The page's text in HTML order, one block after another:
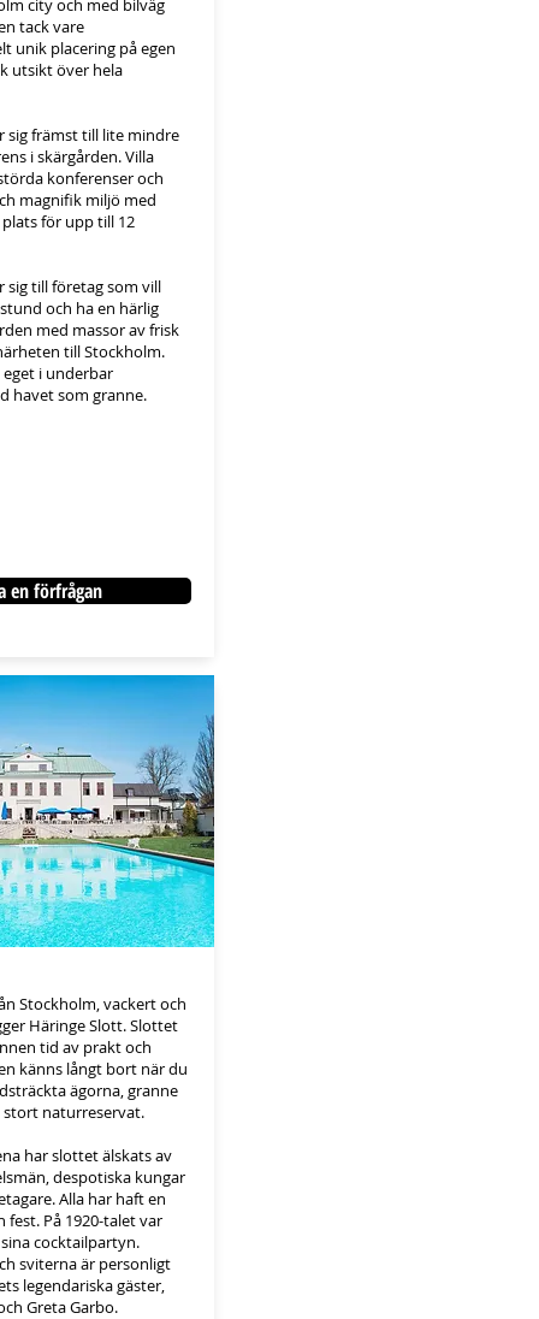
city och med bilväg
tack vare
unik placering på egen
utsikt över hela
sig främst till lite mindre
i skärgården. Villa
konferenser och
magnifik miljö med
för upp till 12
sig till företag som vill
och ha en härlig
med massor av frisk
till Stockholm.
i underbar
havet som granne.
en förfrågan
Stockholm, vackert och
Häringe Slott. Slottet
tid av prakt och
känns långt bort när du
ägorna, granne
naturreservat.
har slottet älskats av
despotiska kungar
Alla har haft en
fest. På 1920-talet var
cocktailpartyn.
sviterna är personligt
legendariska gäster,
Greta Garbo.